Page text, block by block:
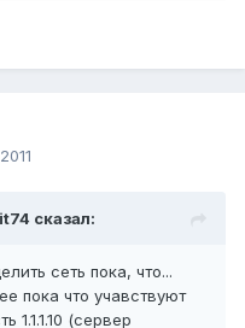
сказал:
сеть пока, что...
пока что учавствуют
1.1.1.10 (сервер